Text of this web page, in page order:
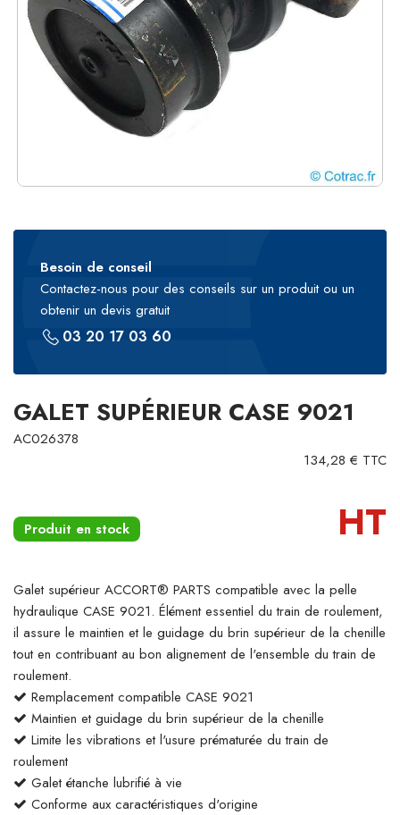
Besoin de conseil
Contactez-nous pour des conseils sur un produit ou un
obtenir un devis gratuit
03 20 17 03 60
GALET SUPÉRIEUR CASE 9021
AC026378
134,28 € TTC
Produit en stock HT
Galet supérieur ACCORT® PARTS compatible avec la pelle
hydraulique CASE 9021. Élément essentiel du train de roulement,
il assure le maintien et le guidage du brin supérieur de la chenille
tout en contribuant au bon alignement de l'ensemble du train de
roulement.
Remplacement compatible CASE 9021
Maintien et guidage du brin supérieur de la chenille
Limite les vibrations et l'usure prématurée du train de
roulement
Galet étanche lubrifié à vie
Conforme aux caractéristiques d'origine